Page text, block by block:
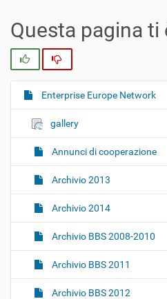
Questa pagina ti
N
g
i
n
Enterprise Europe Network
gallery
Annunci di cooperazione
Archivio 2013
Archivio 2014
Archivio BBS 2008-2010
Archivio BBS 2011
Archivio BBS 2012